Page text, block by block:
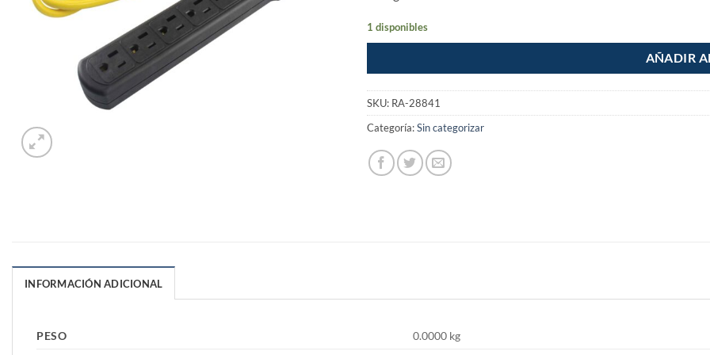
1 disponibles
AÑADIR
SKU: RA-28841
Categoría:Sin categorizar
INFORMACIÓN ADICIONAL
PESO
0.0000 kg